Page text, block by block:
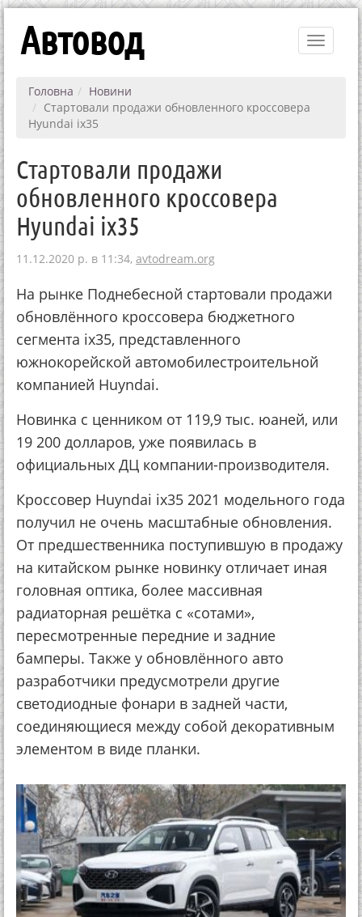
Toggle
Автовод
Головна
Новини
Стартовали продажи обновленного кроссовера
Hyundai ix35
Стартовали продажи
обновленного кроссовера
Hyundai ix35
11.12.2020 р. в 11:34, avtodream.org
На рынке Поднебесной стартовали продажи
обновлённого кроссовера бюджетного
сегмента ix35, представленного
южнокорейской автомобилестроительной
компанией Huyndai.
Новинка с ценником от 119,9 тыс. юаней, или
19 200 долларов, уже появилась в
официальных ДЦ компании-производителя.
Кроссовер Huyndai ix35 2021 модельного года
получил не очень масштабные обновления.
От предшественника поступившую в продажу
на китайском рынке новинку отличает иная
головная оптика, более массивная
радиаторная решётка с «сотами»,
пересмотренные передние и задние
бамперы. Также у обновлённого авто
разработчики предусмотрели другие
светодиодные фонари в задней части,
соединяющиеся между собой декоративным
элементом в виде планки.